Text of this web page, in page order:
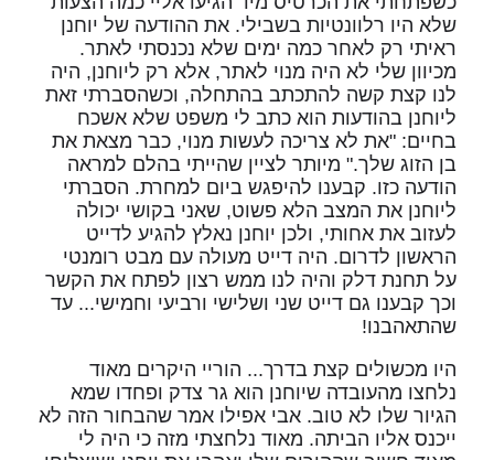
שלא היו רלוונטיות בשבילי. את ההודעה של יוחנן
ראיתי רק לאחר כמה ימים שלא נכנסתי לאתר.
מכיוון שלי לא היה מנוי לאתר, אלא רק ליוחנן, היה
לנו קצת קשה להתכתב בהתחלה, וכשהסברתי זאת
ליוחנן בהודעות הוא כתב לי משפט שלא אשכח
בחיים: "את לא צריכה לעשות מנוי, כבר מצאת את
בן הזוג שלך." מיותר לציין שהייתי בהלם למראה
הודעה כזו. קבענו להיפגש ביום למחרת. הסברתי
ליוחנן את המצב הלא פשוט, שאני בקושי יכולה
לעזוב את אחותי, ולכן יוחנן נאלץ להגיע לדייט
הראשון לדרום. היה דייט מעולה עם מבט רומנטי
על תחנת דלק והיה לנו ממש רצון לפתח את הקשר
וכך קבענו גם דייט שני ושלישי ורביעי וחמישי... עד
שהתאהבנו!
היו מכשולים קצת בדרך... הוריי היקרים מאוד
נלחצו מהעובדה שיוחנן הוא גר צדק ופחדו שמא
הגיור שלו לא טוב. אבי אפילו אמר שהבחור הזה לא
ייכנס אליו הביתה. מאוד נלחצתי מזה כי היה לי